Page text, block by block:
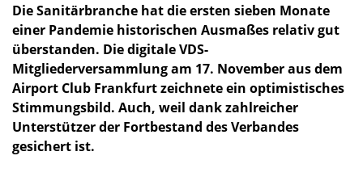
Die Sanitärbranche hat die ersten sieben Monate
einer Pandemie historischen Ausmaßes relativ gut
überstanden. Die digitale VDS-
Mitgliederversammlung am 17. November aus dem
Airport Club Frankfurt zeichnete ein optimistisches
Stimmungsbild. Auch, weil dank zahlreicher
Unterstützer der Fortbestand des Verbandes
gesichert ist.